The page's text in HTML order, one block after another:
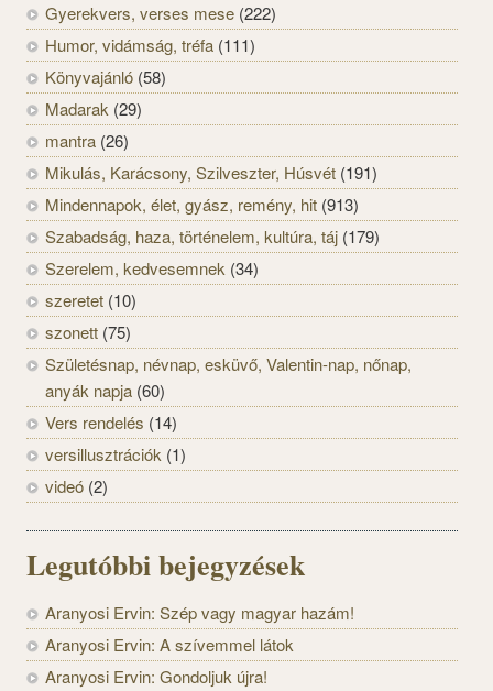
Gyerekvers, verses mese (222)
Humor, vidámság, tréfa (111)
Könyvajánló (58)
Madarak (29)
mantra (26)
Mikulás, Karácsony, Szilveszter, Húsvét (191)
Mindennapok, élet, gyász, remény, hit (913)
Szabadság, haza, történelem, kultúra, táj (179)
Szerelem, kedvesemnek (34)
szeretet (10)
szonett (75)
Születésnap, névnap, esküvő, Valentin-nap, nőnap,
anyák napja (60)
Vers rendelés (14)
versillusztrációk (1)
videó (2)
Legutóbbi bejegyzések
Aranyosi Ervin: Szép vagy magyar hazám!
Aranyosi Ervin: A szívemmel látok
Aranyosi Ervin: Gondoljuk újra!